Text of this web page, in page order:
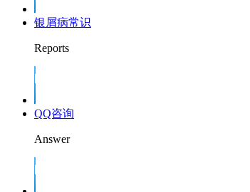
银屑病常识
Reports
QQ咨询
Answer